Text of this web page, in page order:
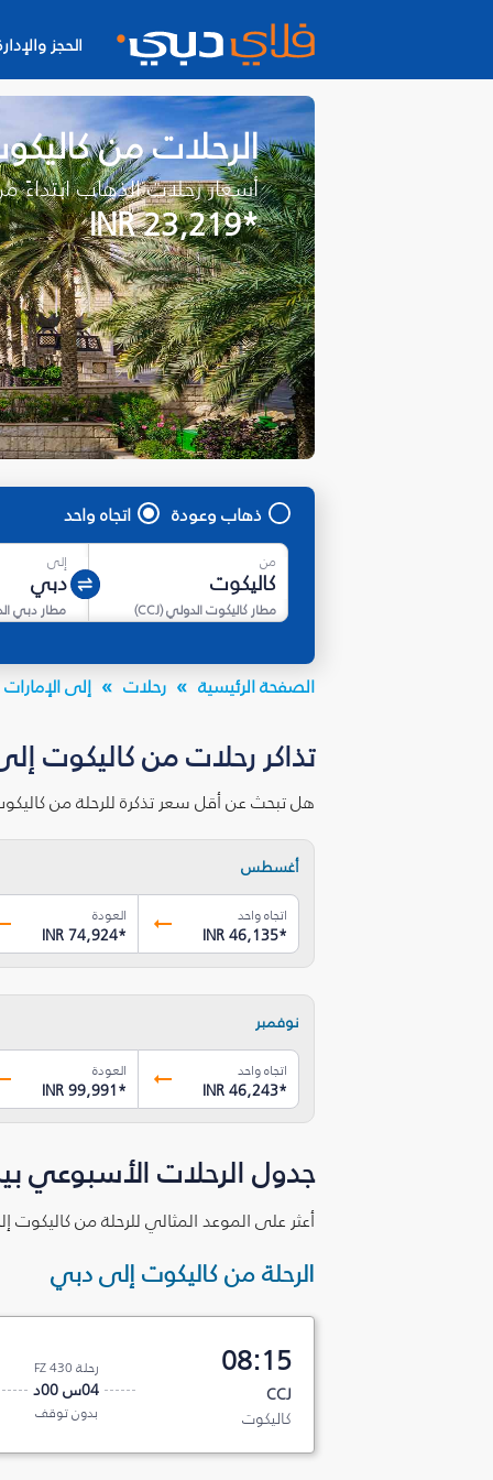
الحجز
الرحلات من
أسعار رحلات الذهاب ابتداءً
*INR 23,219
ذهاب وعودة اتجاه واحد
من
مطار كاليكوت الدولي(
CCJ
)
إلى
مطار دبي
الصفحة الرئيسية رحلات إلى الإمارات
تذاكر رحلات من كاليكوت
هل تبحث عن أقل سعر تذكرة للرحلة من
أغسطس
اتجاه واحد
INR 46,135*
العودة
INR 74,924*
نوفمبر
اتجاه واحد
INR 46,243*
العودة
INR 99,991*
جدول الرحلات الأسبوعي
أعثر على الموعد المثالي للرحلة من
الرحلة من كاليكوت إلى دبي
08:15
CCJ
كاليكوت
رحلة FZ 430
04س 00د
بدون توقف